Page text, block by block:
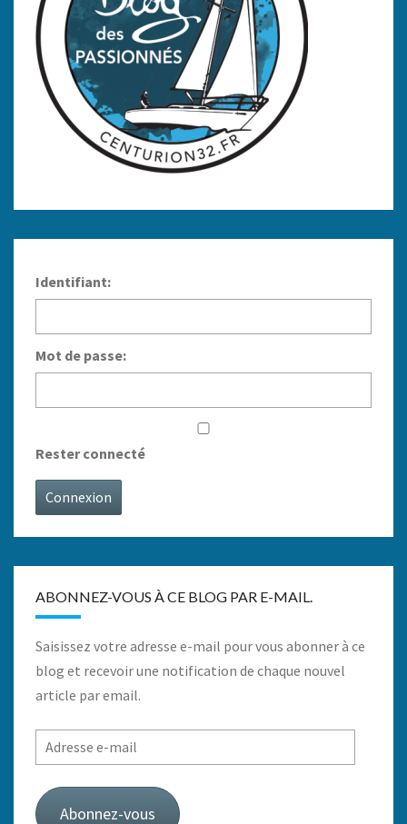
Identifiant:
Mot de passe:
Rester connecté
Connexion
ABONNEZ-VOUS À CE BLOG PAR E-MAIL.
Saisissez votre adresse e-mail pour vous abonner à ce
blog et recevoir une notification de chaque nouvel
article par email.
Adresse
e-
mail
Abonnez-vous